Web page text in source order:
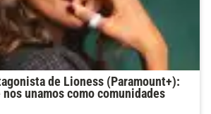
de Lioness (Paramount+):
unamos como comunidades